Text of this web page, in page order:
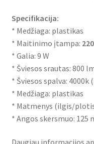
Specifikacija:
* Medžiaga: plastikas
* Maitinimo įtampa:
* Galia: 9 W
* Šviesos srautas: 800
* Šviesos spalva:
* Medžiaga: plastikas
* Matmenys (ilgis/
* Angos skersmuo: 125